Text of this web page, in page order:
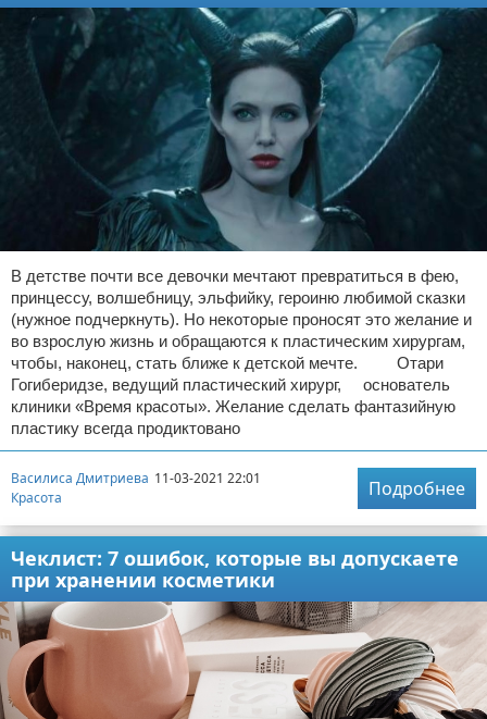
В детстве почти все девочки мечтают превратиться в фею,
принцессу, волшебницу, эльфийку, героиню любимой сказки
(нужное подчеркнуть). Но некоторые проносят это желание и
во взрослую жизнь и обращаются к пластическим хирургам,
чтобы, наконец, стать ближе к детской мечте. Отари
Гогиберидзе, ведущий пластический хирург, основатель
клиники «Время красоты». Желание сделать фантазийную
пластику всегда продиктовано
Василиса Дмитриева 11-03-2021 22:01
Красота
Подробнее
Чеклист: 7 ошибок, которые вы допускаете
при хранении косметики